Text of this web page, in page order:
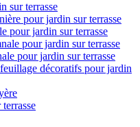
sur terrasse
pour jardin sur terrasse
pour jardin sur terrasse
pour jardin sur terrasse
pour jardin sur terrasse
décoratifs pour jardin